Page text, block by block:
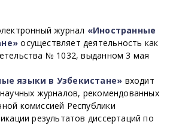
журнал «Иностранные
осуществляет деятельность как
№ 1032, выданном 3 мая
языки в Узбекистане» входит
журналов, рекомендованных
комиссией Республики
результатов диссертаций по